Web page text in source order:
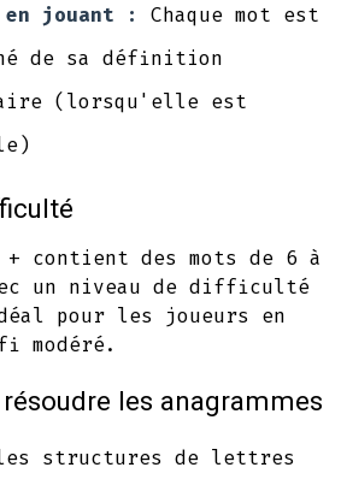
en jouant :
Chaque mot est
de sa définition
(lorsqu'elle est
+ contient des mots de 6 à
un niveau de difficulté
pour les joueurs en
modéré.
les anagrammes
les structures de lettres